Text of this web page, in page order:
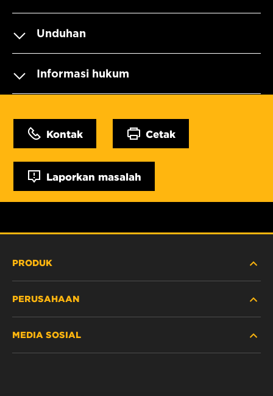
Unduhan
Informasi hukum
Kontak Cetak
Laporkan masalah
PRODUK
MOBIL PENUMPANG DAN TRUK
PERUSAHAAN
MEDIA SOSIAL